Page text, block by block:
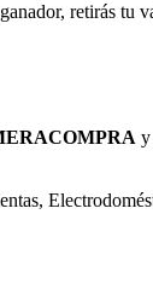
retirás tu
y